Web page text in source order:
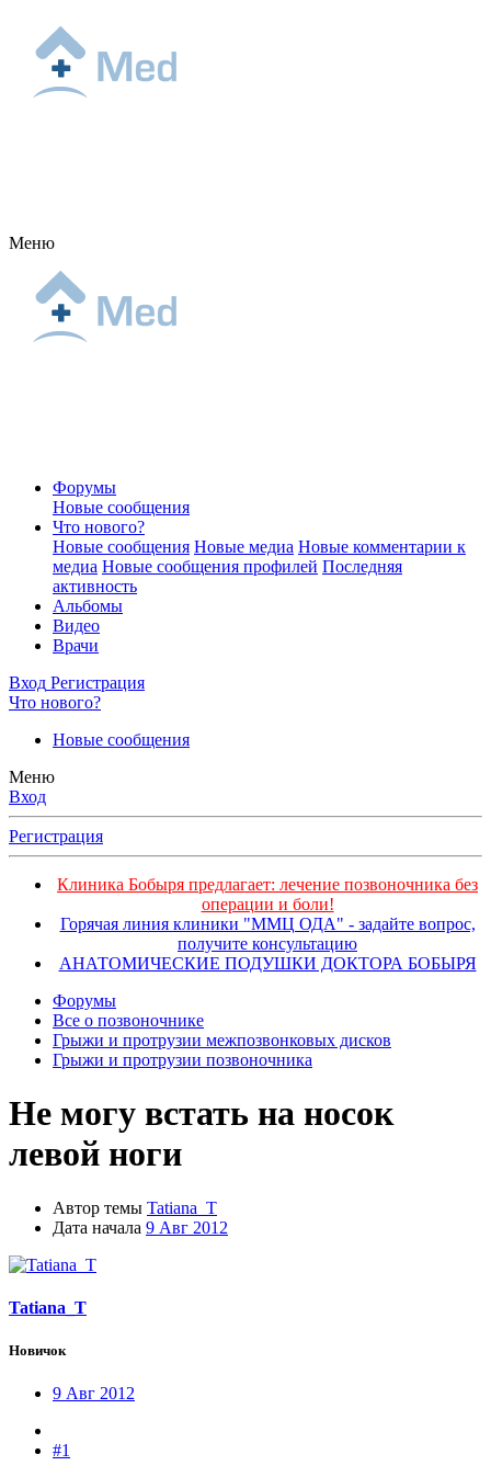
Меню
Форумы
Новые сообщения
Что нового?
Новые сообщения Новые медиа Новые комментарии к
медиа Новые сообщения профилей Последняя
активность
Альбомы
Видео
Врачи
Вход Регистрация
Что нового?
Новые сообщения
Меню
Вход
Регистрация
Клиника Бобыря предлагает: лечение позвоночника без
операции и боли!
Горячая линия клиники "ММЦ ОДА" - задайте вопрос,
получите консультацию
АНАТОМИЧЕСКИЕ ПОДУШКИ ДОКТОРА БОБЫРЯ
Форумы
Все о позвоночнике
Грыжи и протрузии межпозвонковых дисков
Грыжи и протрузии позвоночника
Не могу встать на носок
левой ноги
Автор темы Tatiana_T
Дата начала 9 Авг 2012
Tatiana_T
Новичок
9 Авг 2012
#1